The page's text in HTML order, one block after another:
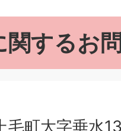
関するお
町大字垂水